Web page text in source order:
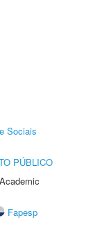
Sociais
PÚBLICO
Fapesp